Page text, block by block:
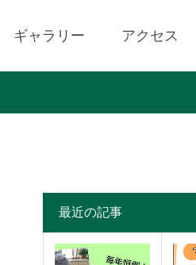
ギャラリー アクセス
最近の記事